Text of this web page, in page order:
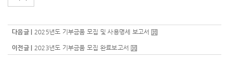
다음글 | 2025년도 기부금품 모집 및 사용명세 보고서
이전글 | 2023년도 기부금품 모집 완료보고서